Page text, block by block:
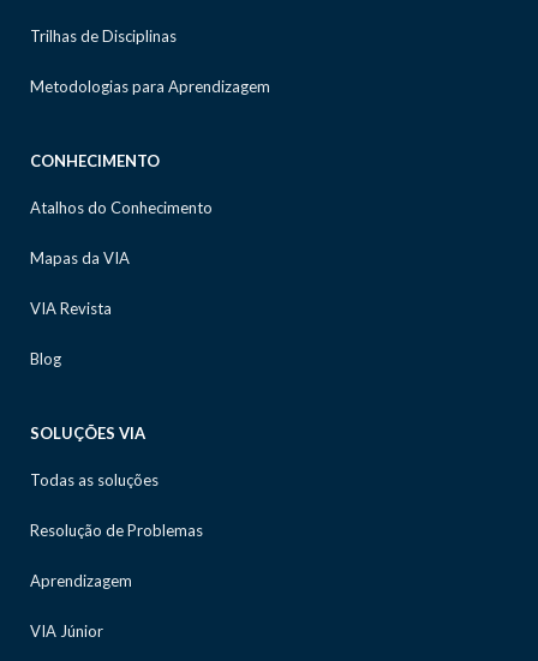
Trilhas de Disciplinas
Metodologias para Aprendizagem
CONHECIMENTO
Atalhos do Conhecimento
Mapas da VIA
VIA Revista
Blog
SOLUÇÕES VIA
Todas as soluções
Resolução de Problemas
Aprendizagem
VIA Júnior